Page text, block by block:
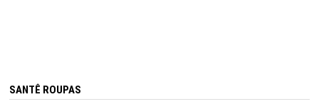
SANTÊ ROUPAS